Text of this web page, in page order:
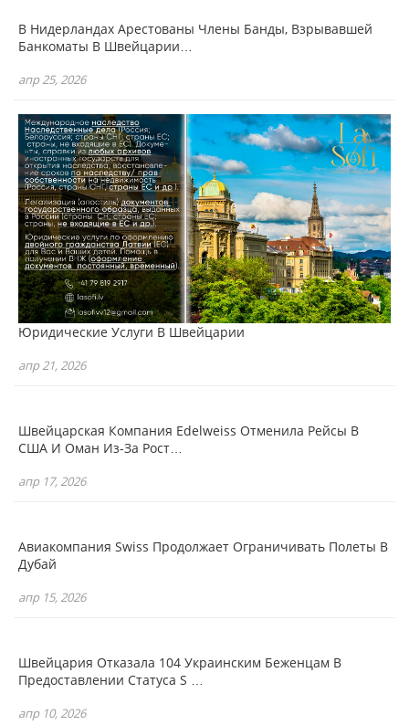
В Нидерландах Арестованы Члены Банды, Взрывавшей
Банкоматы В Швейцарии…
апр 25, 2026
Юридические Услуги В Швейцарии
апр 21, 2026
Швейцарская Компания Edelweiss Отменила Рейсы В
США И Оман Из-За Рост…
апр 17, 2026
Авиакомпания Swiss Продолжает Ограничивать Полеты В
Дубай
апр 15, 2026
Швейцария Отказала 104 Украинским Беженцам В
Предоставлении Статуса S …
апр 10, 2026